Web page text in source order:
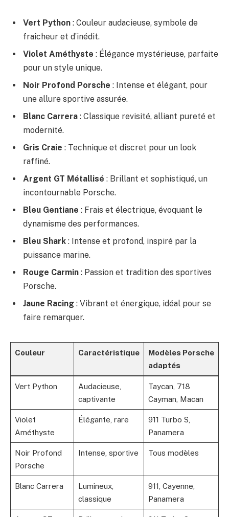
Vert Python : Couleur audacieuse, symbole de
fraîcheur et d’inédit.
Violet Améthyste : Élégance mystérieuse, parfaite
pour un style unique.
Noir Profond Porsche : Intense et élégant, pour
une allure sportive assurée.
Blanc Carrera : Classique revisité, alliant pureté et
modernité.
Gris Craie : Technique et discret pour un look
raffiné.
Argent GT Métallisé : Brillant et sophistiqué, un
incontournable Porsche.
Bleu Gentiane : Frais et électrique, évoquant le
dynamisme des performances.
Bleu Shark : Intense et profond, inspiré par la
puissance marine.
Rouge Carmin : Passion et tradition des sportives
Porsche.
Jaune Racing : Vibrant et énergique, idéal pour se
faire remarquer.
Couleur Caractéristique
Modèles Porsche
adaptés
Vert Python
Audacieuse,
captivante
Taycan, 718
Cayman, Macan
Violet
Améthyste
Élégante, rare
911 Turbo S,
Panamera
Noir Profond
Porsche
Intense, sportive Tous modèles
Blanc Carrera
Lumineux,
classique
911, Cayenne,
Panamera